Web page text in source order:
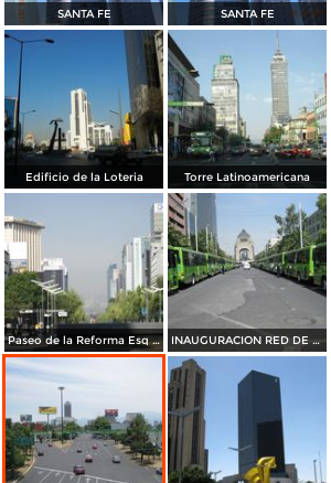
SANTA FE SANTA FE
Edificio de la Loteria Torre Latinoamericana
Paseo de la Reforma Esq Bucareli INAUGURACION RED DE TRANSPORTE DE PASAJEROS